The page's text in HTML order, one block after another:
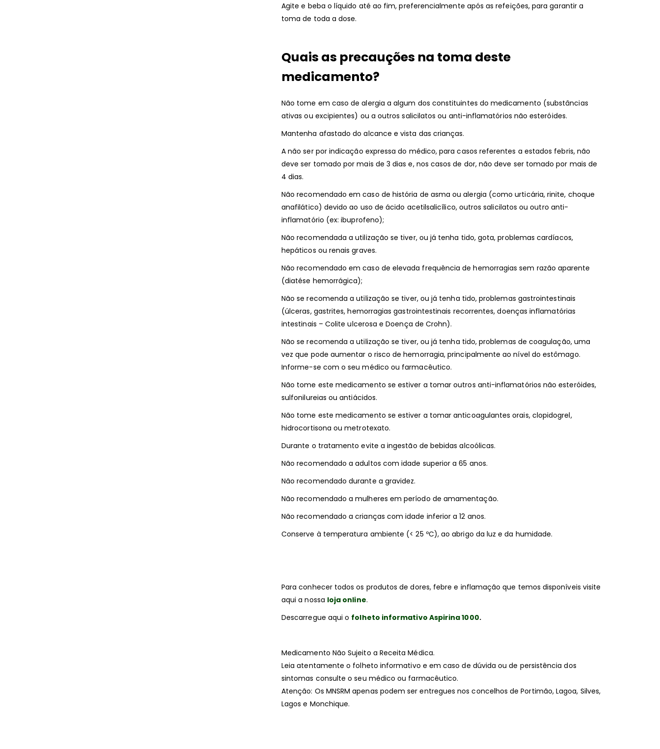
Agite e beba o líquido até ao fim, preferencialmente após as refeições, para garantir a
toma de toda a dose.
Quais as precauções na toma deste
medicamento?
Não tome em caso de alergia a algum dos constituintes do medicamento (substâncias
ativas ou excipientes) ou a outros salicilatos ou anti-inflamatórios não esteróides.
Mantenha afastado do alcance e vista das crianças.
A não ser por indicação expressa do médico, para casos referentes a estados febris, não
deve ser tomado por mais de 3 dias e, nos casos de dor, não deve ser tomado por mais de
4 dias.
Não recomendado em caso de história de asma ou alergia (como urticária, rinite, choque
anafilático) devido ao uso de ácido acetilsalicílico, outros salicilatos ou outro anti-
inflamatório (ex: ibuprofeno);
Não recomendada a utilização se tiver, ou já tenha tido, gota, problemas cardíacos,
hepáticos ou renais graves.
Não recomendado em caso de elevada frequência de hemorragias sem razão aparente
(diatése hemorrágica);
Não se recomenda a utilização se tiver, ou já tenha tido, problemas gastrointestinais
(úlceras, gastrites, hemorragias gastrointestinais recorrentes, doenças inflamatórias
intestinais – Colite ulcerosa e Doença de Crohn).
Não se recomenda a utilização se tiver, ou já tenha tido, problemas de coagulação, uma
vez que pode aumentar o risco de hemorragia, principalmente ao nível do estômago.
Informe-se com o seu médico ou farmacêutico.
Não tome este medicamento se estiver a tomar outros anti-inflamatórios não esteróides,
sulfonilureias ou antiácidos.
Não tome este medicamento se estiver a tomar anticoagulantes orais, clopidogrel,
hidrocortisona ou metrotexato.
Durante o tratamento evite a ingestão de bebidas alcoólicas.
Não recomendado a adultos com idade superior a 65 anos.
Não recomendado durante a gravidez.
Não recomendado a mulheres em período de amamentação.
Não recomendado a crianças com idade inferior a 12 anos.
Conserve à temperatura ambiente (< 25 ºC), ao abrigo da luz e da humidade.
Para conhecer todos os produtos de dores, febre e inflamação que temos disponíveis visite
aqui a nossa loja online.
Descarregue aqui o folheto informativo Aspirina 1000.
Medicamento Não Sujeito a Receita Médica.
Leia atentamente o folheto informativo e em caso de dúvida ou de persistência dos
sintomas consulte o seu médico ou farmacêutico.
Atenção: Os MNSRM apenas podem ser entregues nos concelhos de Portimão, Lagoa, Silves,
Lagos e Monchique.